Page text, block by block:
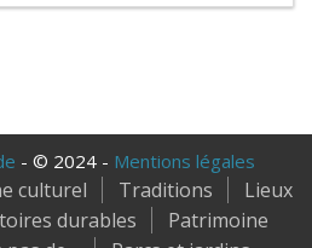
- © 2024 - Mentions légales
culturel Traditions
Lieux
durables
Patrimoine